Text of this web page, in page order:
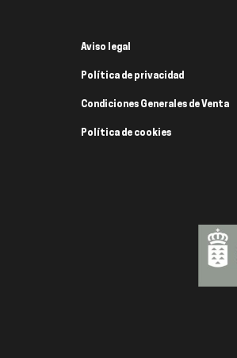
Aviso legal
Política de privacidad
Condiciones Generales de Venta
Política de cookies